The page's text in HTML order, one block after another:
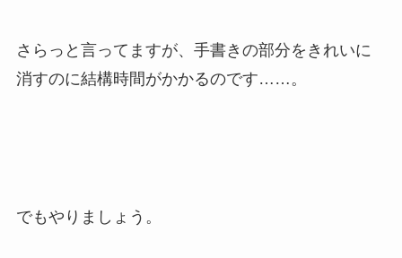
さらっと言ってますが、手書きの部分をきれいに
消すのに結構時間がかかるのです……。
でもやりましょう。